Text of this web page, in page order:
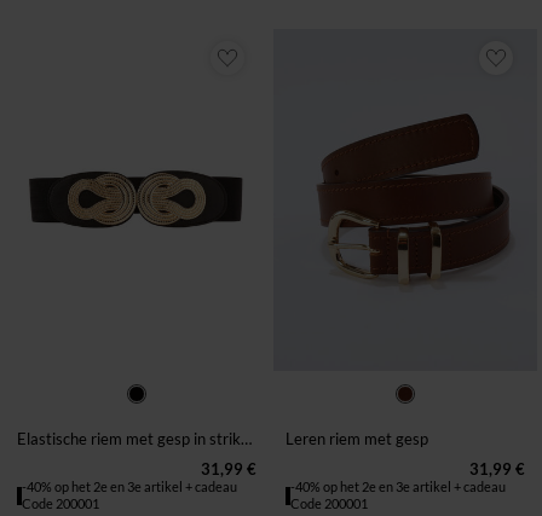
36/42 44/50
Elastische riem met gesp in strikvorm
31,99 €
-40% op het 2e en 3e artikel + cadeau
Code 200001
38/40 42/44
Leren riem met gesp
31,99 €
-40% op het 2e en 3e artikel + cadeau
Code 200001